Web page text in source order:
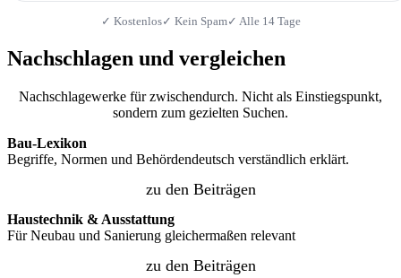
✓ Kostenlos✓ Kein Spam✓ Alle 14 Tage
Nachschlagen und vergleichen
Nachschlagewerke für zwischendurch. Nicht als Einstiegspunkt,
sondern zum gezielten Suchen.
Bau-Lexikon
Begriffe, Normen und Behördendeutsch verständlich erklärt.
zu den Beiträgen
Haustechnik & Ausstattung
Für Neubau und Sanierung gleichermaßen relevant
zu den Beiträgen